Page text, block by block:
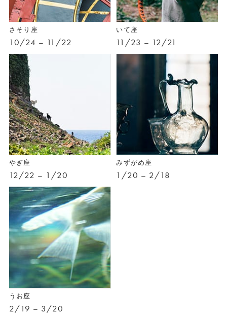
さそり座
10/24 – 11/22
いて座
11/23 – 12/21
やぎ座
12/22 – 1/20
みずがめ座
1/20 – 2/18
うお座
2/19 – 3/20